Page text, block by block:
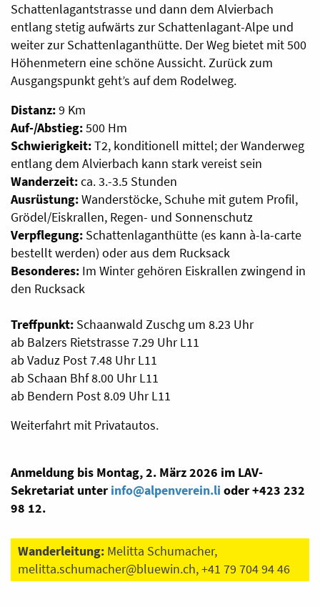
Schattenlagantstrasse und dann dem Alvierbach
entlang stetig aufwärts zur Schattenlagant-Alpe und
weiter zur Schattenlaganthütte. Der Weg bietet mit 500
Höhenmetern eine schöne Aussicht. Zurück zum
Ausgangspunkt geht’s auf dem Rodelweg.
Distanz:9 Km
Auf-/Abstieg:500 Hm
Schwierigkeit:T2, konditionell mittel; der Wanderweg
entlang dem Alvierbach kann stark vereist sein
Wanderzeit:ca. 3.-3.5 Stunden
Ausrüstung:Wanderstöcke, Schuhe mit gutem Profil,
Grödel/Eiskrallen, Regen- und Sonnenschutz
Verpflegung: Schattenlaganthütte (es kann à-la-carte
bestellt werden) oder aus dem Rucksack
Besonderes: Im Winter gehören Eiskrallen zwingend in
den Rucksack
Treffpunkt: Schaanwald Zuschg um 8.23 Uhr
ab Balzers Rietstrasse 7.29 Uhr L11
ab Vaduz Post 7.48 Uhr L11
ab Schaan Bhf 8.00 Uhr L11
ab Bendern Post 8.09 Uhr L11
Weiterfahrt mit Privatautos.
Anmeldung bis Montag, 2. März 2026 im LAV-
Sekretariat unter info@alpenverein.li oder +423 232
98 12.
Wanderleitung: Melitta Schumacher,
melitta.schumacher@bluewin.ch, +41 79 704 94 46